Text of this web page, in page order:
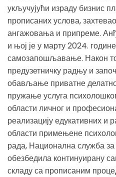
укључујући израду бизнис
прописаних услова,
ангажовања и припреме.
и њој је у марту 2024.
самозапошљавање. Након
предузетничку радњу и
обављање приватне
пружање услуга
области личног и
реализацију едукативних и
области примењене
рада, Национална служба
обезбедила континуирану
складу са прописаним